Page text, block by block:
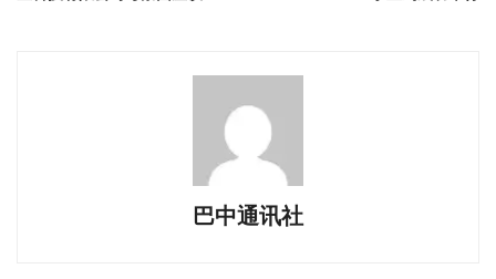
巴中通讯社